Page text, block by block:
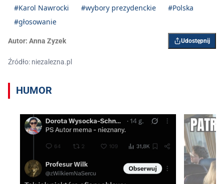
#Karol Nawrocki #wybory prezydenckie
#Polska
#głosowanie
Autor: Anna Zyzek Udostępnij
Źródło: niezalezna.pl
HUMOR